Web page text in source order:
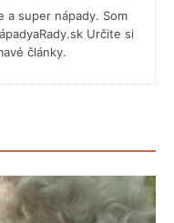
a super nápady. Som
Určite si
články.